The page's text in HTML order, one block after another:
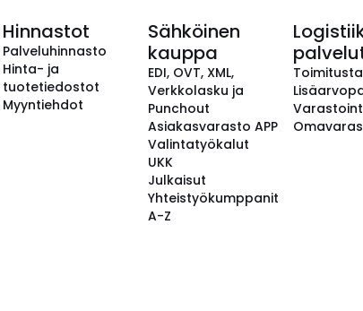
Hinnastot
Palveluhinnasto
Hinta- ja
tuotetiedostot
Myyntiehdot
Sähköinen
kauppa
EDI, OVT, XML,
Verkkolasku ja
Punchout
Asiakasvarasto APP
Valintatyökalut
UKK
Julkaisut
Yhteistyökumppanit
A-Z